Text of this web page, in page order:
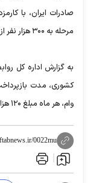
مرحله به ۳۰۰ هزار نفر از بازنشستگان کشوری پرداخت می شود.
به گزارش اداره کل
وام، هر ماه مبلغ ۱۲۰ هزار تومان از حقوق وام گیرندگان کسر می شود.
0022mu